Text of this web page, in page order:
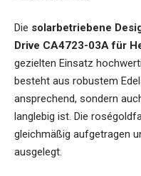
Die solarbetriebene
Drive CA4723-03A für
gezielten Einsatz
besteht aus robustem
ansprechend, sondern
langlebig ist. Die
gleichmäßig aufgetragen
ausgelegt.